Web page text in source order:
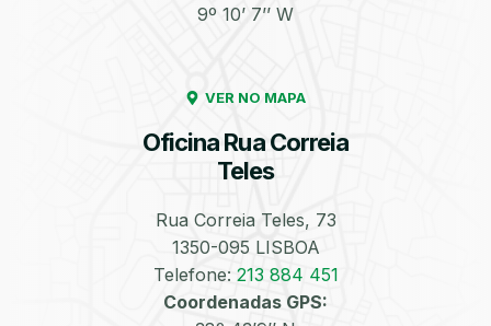
9º 10’ 7’’ W
VER NO MAPA
Oficina Rua Correia
Teles
Rua Correia Teles, 73
1350-095 LISBOA
Telefone: 213 884 451
Coordenadas GPS:
Equilibragem das
Rodas
Desempeno de
Jantes